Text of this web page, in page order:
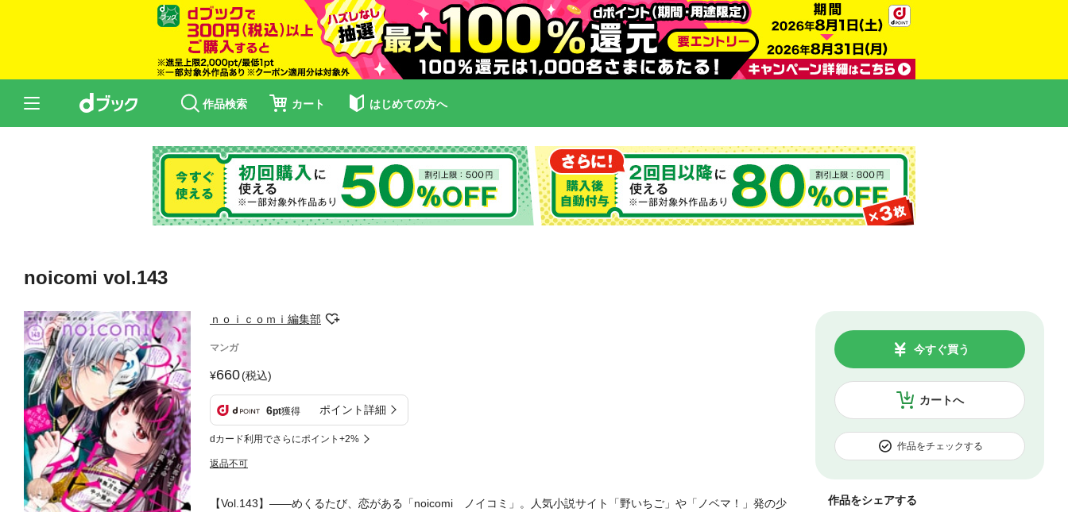
作品検索 カート はじめての方へ
noicomi vol.143
ｎｏｉｃｏｍｉ編集部
マンガ
660(税込)
6pt獲得 ポイント詳細
dカード利用でさらにポイント+2%
返品不可
カートへ
今すぐ買う
作品をチェックする
作品をシェアする
【Vol.143】――めくるたび、恋がある「noicomi ノイコミ」。人気小説サイト「野いちご」や「ノベマ！」発の少